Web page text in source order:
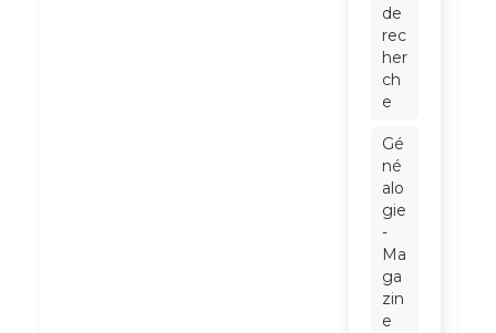
de
rec
her
ch
e
Gé
né
alo
gie
-
Ma
ga
zin
e